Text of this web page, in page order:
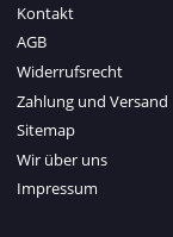
Kontakt
AGB
Widerrufsrecht
Zahlung und Versand
Sitemap
Wir über uns
Impressum